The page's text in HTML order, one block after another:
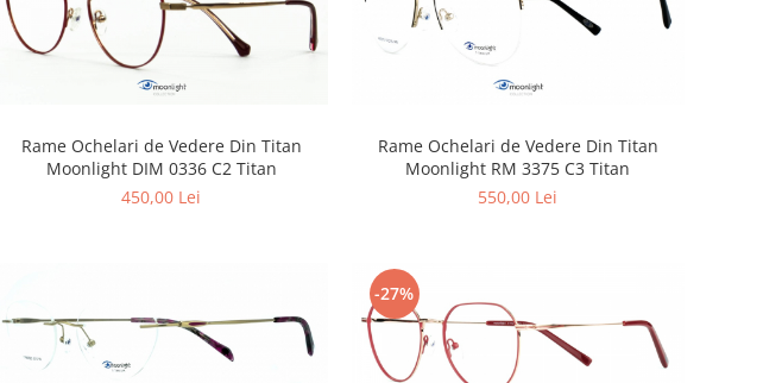
Rame Ochelari de Vedere Din Titan
Moonlight DIM 0336 C2 Titan
450,00 Lei
Rame Ochelari de Vedere Din Titan
Moonlight RM 3375 C3 Titan
550,00 Lei
-27%